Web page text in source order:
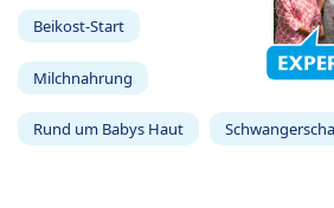
Beikost-Start
Milchnahrung
Rund um Babys Haut